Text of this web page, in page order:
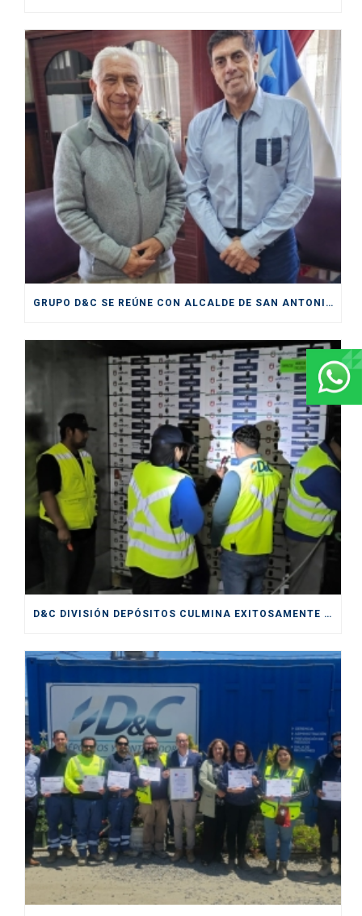
GRUPO D&C SE REÚNE CON ALCALDE DE SAN ANTONIO
D&C DIVISIÓN DEPÓSITOS CULMINA EXITOSAMENTE SERVICIOS PRESTADOS DURANTE CICLO DE EXPORTACIÓN DE CEREZAS